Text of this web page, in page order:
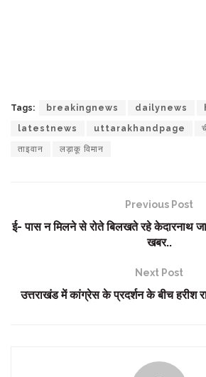
Tags: breakingnews dailynews
latestnews uttarakhandpage
ताइवान लड़ाकू विमान
Previous Post
ई- पास न मिलने से रोते बिलखते रहे केदारनाथ
खबर..
Next Post
उत्तराखंड में कांग्रेस के प्रदर्शन के बीच हरीश